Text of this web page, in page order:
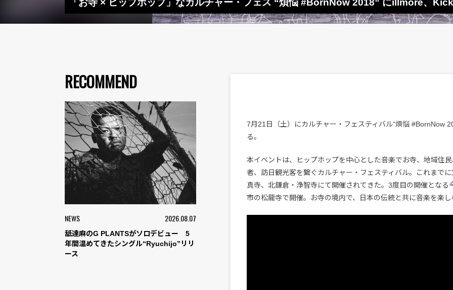
「お寺 × ヒップホップ」なカルチャー・フェス “煩悩 #BornNow 2018” にillmore、
RECOMMEND
NEWS 2026.08.07
舐達麻のG PLANTSがソロデビュー 5
年間温めてきたシングル“Ryuchijo”リリ
ース
7月21日（土）にカルチャー・フェスティバル“煩悩 #BornNow
る。
本イベントは、ヒップホップを中心とした音楽でお寺、地域住
者、訪日観光客を繋ぐカルチャー・フェスティバル。これまで
真寺、北鎌倉・浄智寺にて開催されてきた。3度目の開催となる
市の松龍寺で開催。お寺の境内で、日本の伝統と共に音楽を楽